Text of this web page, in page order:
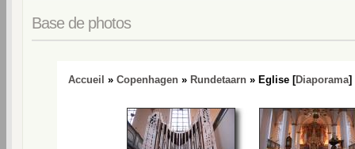
Base de photos
Accueil » Copenhagen » Rundetaarn » Eglise [Diaporama]